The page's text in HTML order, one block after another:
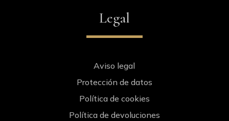
Legal
Aviso legal
Protección de datos
Política de cookies
Política de devoluciones